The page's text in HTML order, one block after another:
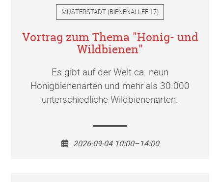
MUSTERSTADT (BIENENALLEE 17)
Vortrag zum Thema "Honig- und
Wildbienen"
Es gibt auf der Welt ca. neun
Honigbienenarten und mehr als 30.000
unterschiedliche Wildbienenarten.
2026-09-04 10:00–14:00